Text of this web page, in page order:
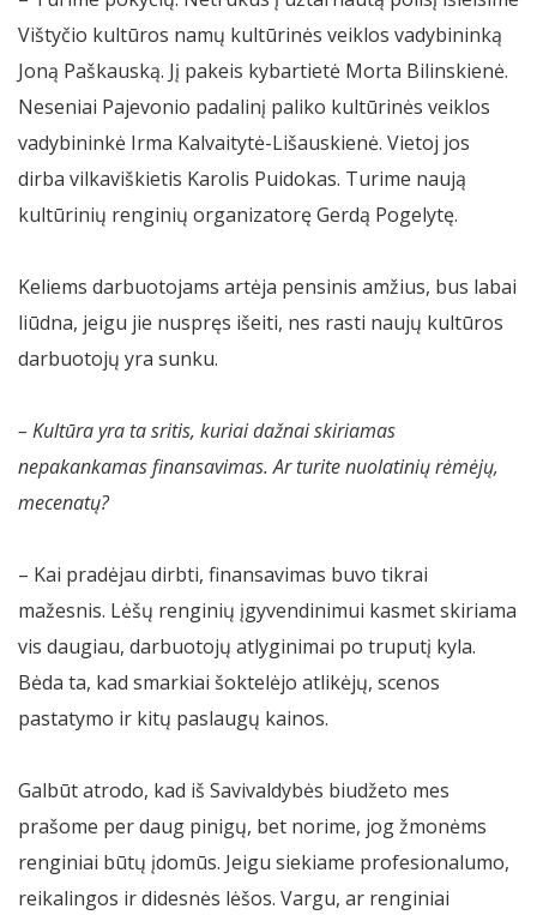
Vištyčio kultūros namų kultūrinės veiklos vadybininką
Joną Paškauską. Jį pakeis kybartietė Morta Bilinskienė.
Neseniai Pajevonio padalinį paliko kultūrinės veiklos
vadybininkė Irma Kalvaitytė-Lišauskienė. Vietoj jos
dirba vilkaviškietis Karolis Puidokas. Turime naują
kultūrinių renginių organizatorę Gerdą Pogelytę.
Keliems darbuotojams artėja pensinis amžius, bus labai
liūdna, jeigu jie nuspręs išeiti, nes rasti naujų kultūros
darbuotojų yra sunku.
– Kultūra yra ta sritis, kuriai dažnai skiriamas
nepakankamas finansavimas. Ar turite nuolatinių rėmėjų,
mecenatų?
– Kai pradėjau dirbti, finansavimas buvo tikrai
mažesnis. Lėšų renginių įgyvendinimui kasmet skiriama
vis daugiau, darbuotojų atlyginimai po truputį kyla.
Bėda ta, kad smarkiai šoktelėjo atlikėjų, scenos
pastatymo ir kitų paslaugų kainos.
Galbūt atrodo, kad iš Savivaldybės biudžeto mes
prašome per daug pinigų, bet norime, jog žmonėms
renginiai būtų įdomūs. Jeigu siekiame profesionalumo,
reikalingos ir didesnės lėšos. Vargu, ar renginiai